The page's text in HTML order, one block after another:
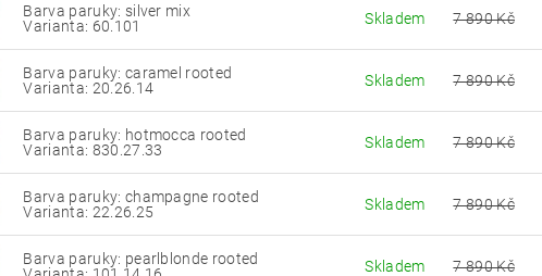
Barva paruky: silver mix
Varianta: 60.101
Skladem 7 890 Kč
Barva paruky: caramel rooted
Varianta: 20.26.14
Skladem 7 890 Kč
Barva paruky: hotmocca rooted
Varianta: 830.27.33
Skladem 7 890 Kč
Barva paruky: champagne rooted
Varianta: 22.26.25
Skladem 7 890 Kč
Barva paruky: pearlblonde rooted
Skladem 7 890 Kč